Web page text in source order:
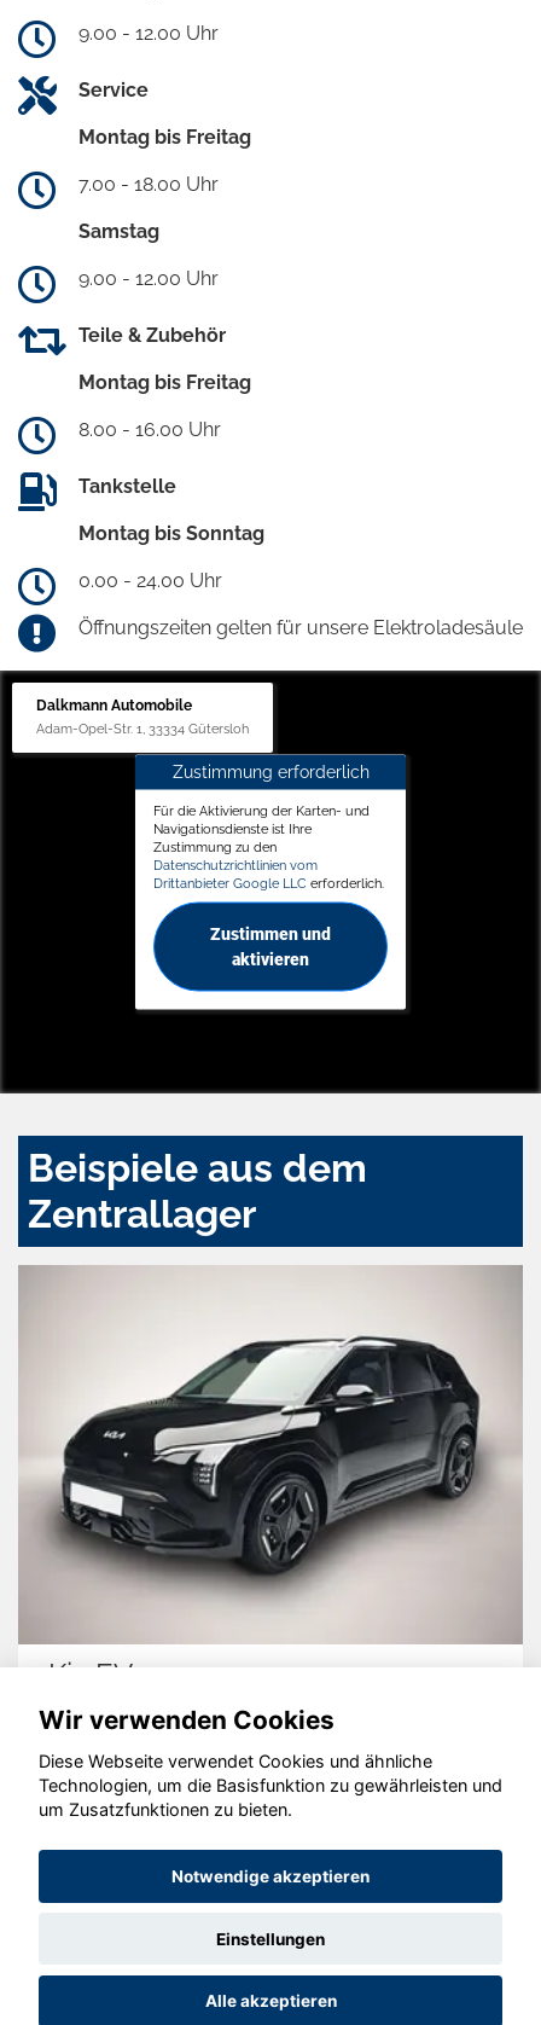
9.00 - 12.00 Uhr
Service
Montag bis Freitag
7.00 - 18.00 Uhr
Samstag
9.00 - 12.00 Uhr
Teile & Zubehör
Montag bis Freitag
8.00 - 16.00 Uhr
Tankstelle
Montag bis Sonntag
0.00 - 24.00 Uhr
Öffnungszeiten gelten für unsere Elektroladesäule
Dalkmann Automobile
Adam-Opel-Str. 1, 33334 Gütersloh
Zustimmung erforderlich
Für die Aktivierung der Karten- und
Navigationsdienste ist Ihre
Zustimmung zu den
Datenschutzrichtlinien vom
Drittanbieter Google LLC erforderlich.
Zustimmen und
aktivieren
Beispiele aus dem
Zentrallager
Kia EV3
© konjunkturmotor.de GmbH 2020 - 2026
Wir verwenden Cookies
Diese Webseite verwendet Cookies und ähnliche
Technologien, um die Basisfunktion zu gewährleisten und
um Zusatzfunktionen zu bieten.
Notwendige akzeptieren
Einstellungen
Alle akzeptieren